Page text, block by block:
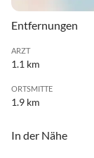
Entfernungen
ARZT
1.1 km
ORTSMITTE
1.9 km
In der Nähe